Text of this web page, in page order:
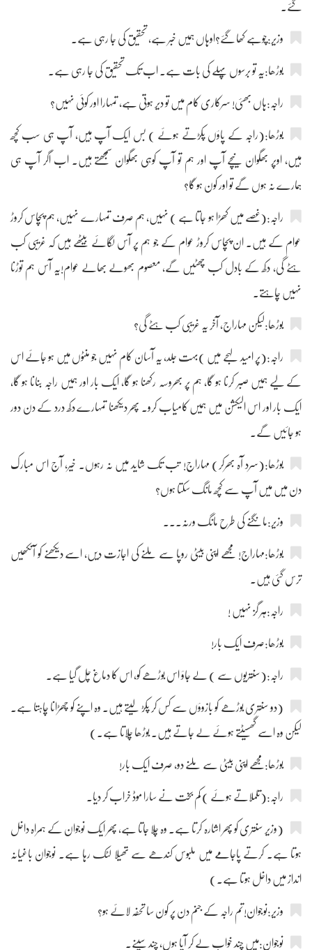
گئے۔
وزیر:چوہے کھا گئے؟اوہاں ہمیں خبر ہے، تحقیق کی جا رہی ہے۔
بوڑھا:یہ تو برسوں پہلے کی بات ہے۔ اب تک تحقیق کی جا رہی ہے۔
راجہ:ہاں بھئی! سرکاری کام میں تو دیر ہوتی ہے، تمہارا اور کوئی نہیں؟
بوڑھا:(راجہ کے پاؤں پکڑتے ہوئے ) بس ایک آپ ہیں، آپ ہی سب کچھ
ہیں، اوپر بھگوان نیچے آپ اور ہم تو آپ کوہی بھگوان سمجھتے ہیں۔ اب اگر آپ ہی
ہمارے نہ ہوں گے تو اور کون ہو گا؟
راجہ:(غصے میں کھڑا ہو جاتا ہے ) نہیں، ہم صرف تمہارے نہیں، ہم پچاس کروڑ
عوام کے ہیں۔ ان پچاس کروڑ عوام کے جو ہم پر آس لگائے بیٹھے ہیں کہ غریبی کب
ہٹے گی، دکھ کے بادل کب چھٹیں گے، معصوم بھولے بھالے عوام!یہ آس ہم توڑنا
نہیں چاہتے۔
بوڑھا:لیکن مہاراج، آخر یہ غریبی کب ہٹے گی؟
راجہ:(پر امید لہجے میں )بہت جلد، یہ آسان کام نہیں جو منٹوں میں ہو جائے اس
کے لیے ہمیں صبر کرنا ہو گا، ہم پر بھروسہ رکھنا ہو گا، ایک بار اور ہمیں راجہ بنانا ہو گا،
ایک بار اور اس الیکشن میں ہمیں کامیاب کرو۔ پھر دیکھنا تمہارے دکھ درد کے دن دور
ہو جائیں گے۔
بوڑھا:(سرد آہ بھرکر) مہاراج! تب تک شاید میں نہ رہوں۔ خیر، آج اس مبارک
دن میں میں آپ سے کچھ مانگ سکتا ہوں؟
وزیر:مانگنے کی طرح مانگ ورنہ۔۔۔
بوڑھا:مہاراج! مجھے اپنی بیٹی روپا سے ملنے کی اجازت دیں، اسے دیکھنے کو آنکھیں
ترس گئی ہیں۔
راجہ:ہر گز نہیں !
بوڑھا:صرف ایک بار!
راجہ:(سنتریوں سے ) لے جاؤ اس بوڑھے کو، اس کا دماغ چل گیا ہے۔
(دو سنتری بوڑھے کو بازوؤں سے کس کر پکڑ لیتے ہیں۔ وہ اپنے کو چھڑانا چاہتا ہے۔
لیکن وہ اسے گھسیٹتے ہوئے لے جاتے ہیں۔ بوڑھا چلاتا ہے۔)
بوڑھا:مجھے اپنی بیٹی سے ملنے دو، صرف ایک بار!
راجہ:(تلملاتے ہوئے ) کم بخت نے سارا موڈ خراب کر دیا۔
(وزیر سنتری کو پھر اشارہ کرتا ہے۔ وہ چلا جاتا ہے، پھر ایک نوجوان کے ہمراہ داخل
ہوتا ہے۔ کرتے پاجامے میں ملبوس کندھے سے تھیلا لٹک رہا ہے۔ نوجوان باغیانہ
انداز میں داخل ہوتا ہے۔)
وزیر:نوجوان!تم راجہ کے جنم دن پر کون سا تحفہ لائے ہو؟
نوجوان:میں چند خواب لے کر آیا ہوں، چند سپنے۔